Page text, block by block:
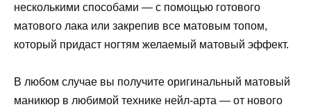
несколькими способами — с помощью готового
матового лака или закрепив все матовым топом,
который придаст ногтям желаемый матовый эффект.
В любом случае вы получите оригинальный матовый
маникюр в любимой технике нейл-арта — от нового